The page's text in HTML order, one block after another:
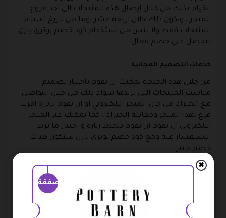
القيام بذلك من خلال إيصال هذه المنتجات إلى أحد فروع
المتجر ، ويكون ذلك خلال اربعة عشر يوما من تاريخ استلام
المنتجات فقط ولا تنس من استخدام كود خصم بوتري بارن
لتحصل على خصم فعال.
خدمات التصميم المجانية
من خلال هذه الخدمة يمكنك ان تقوم باختيار تصميم
مناسب المنتجات التي تريدها سواء ذلك من خلال التواصل
مع الخبراء من خال المتجر الالكتروني او ان تقوم بزيارة اقرب
فرع لهذا المتجر ومقابلة الخبراء ، كما يمكنك عبر المتجر
الالكتروني ان تقوم ان تقوم بتحديد زيارة و اختيار ما تريد
الاستفسار عنه ومع كود خصم بوتري بارن سيكون هناك
خصم مثير.
خاصية وايت جلوف
هذه الخاصية يمكنك الاعتماد عليها خاصة عند الرغبة في
شراء المنتجات الثقيلة و ذلك مثل الاثاث الكبير الحجم ، من
خلال هذه الخدمة فإنك ستكون قادر على شحن المنتجات
صفقة
✖